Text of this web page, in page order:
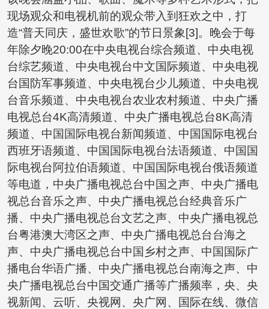
现场观众和电视机前的观众带入到狂欢之中，打
造“普天同庆，盛世欢歌”的节日景象[3]。晚会于每
年除夕晚20:00在中央电视台综合频道、中央电视
台综艺频道、中央电视台中文国际频道、中央电视
台国防军事频道、中央电视台少儿频道、中央电视
台音乐频道、中央电视台农业农村频道、中央广播
电视总台4K高清频道、中央广播电视总台8K高清
频道、中国国际电视台新闻频道、中国国际电视台
西班牙语频道、中国国际电视台法语频道、中国国
际电视台阿拉伯语频道、中国国际电视台俄语频道
等电道，中央广播电视总台中国之声、中央广播电
视总台音乐之声、中央广播电视总台经典音乐广
播、中央广播电视总台文艺之声、中央广播电视总
台粤港澳大湾区之声、中央广播电视总台台海之
声、中央广播电视总台中国乡村之声、中国国际广
播电台华语广播、中央广播电视总台南海之声、中
央广播电视总台中国交通广播等广播频率，央、央
视新闻、云听、央视网、央广网、国际在线、微信